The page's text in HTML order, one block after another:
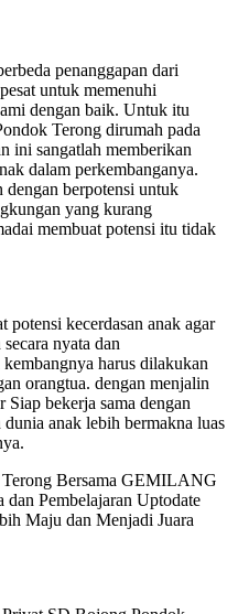
penanggapan dari
untuk memenuhi
dengan baik. Untuk itu
Terong dirumah pada
ini sangatlah memberikan
dalam perkembanganya.
dengan berpotensi untuk
yang kurang
membuat potensi itu tidak
kecerdasan anak agar
nyata dan
harus dilakukan
orangtua. dengan menjalin
bekerja sama dengan
anak lebih bermakna luas
Bersama GEMILANG
dan Pembelajaran Uptodate
Maju dan Menjadi Juara